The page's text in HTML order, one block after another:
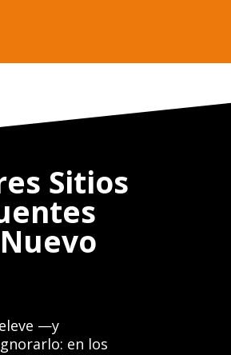
Sitios
—y
en los